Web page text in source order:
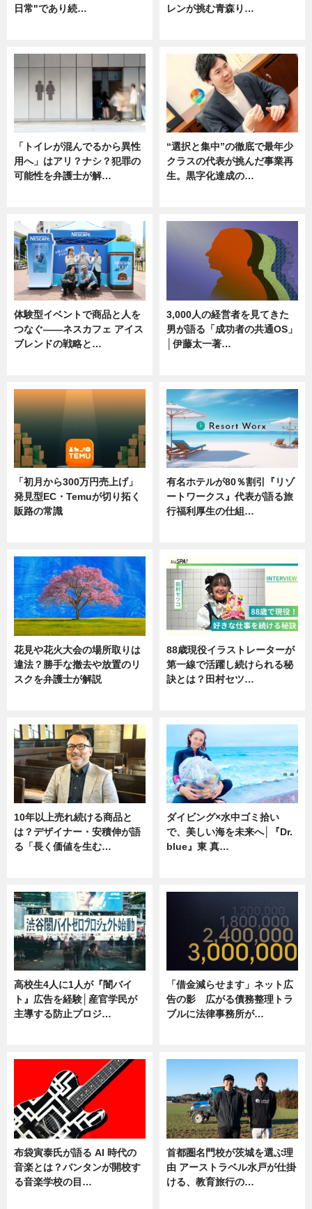
日常"であり続… レンが挑む青森り…
「トイレが混んでるから異性
用へ」はアリ？ナシ？犯罪の
可能性を弁護士が解…
“選択と集中”の徹底で最年少
クラスの代表が挑んだ事業再
生。黒字化達成の…
体験型イベントで商品と人を
つなぐ――ネスカフェ アイス
ブレンドの戦略と…
3,000人の経営者を見てきた
男が語る「成功者の共通OS」
│伊藤太一著…
「初月から300万円売上げ」
発見型EC・Temuが切り拓く
販路の常識
有名ホテルが80％割引『リゾ
ートワークス』代表が語る旅
行福利厚生の仕組…
花見や花火大会の場所取りは
違法？勝手な撤去や放置のリ
スクを弁護士が解説
88歳現役イラストレーターが
第一線で活躍し続けられる秘
訣とは？田村セツ…
10年以上売れ続ける商品と
は？デザイナー・安積伸が語
る「長く価値を生む…
ダイビング×水中ゴミ拾い
で、美しい海を未来へ│『Dr.
blue』東 真…
高校生4人に1人が『闇バイ
ト』広告を経験│産官学民が
主導する防止プロジ…
「借金減らせます」ネット広
告の影 広がる債務整理トラ
ブルに法律事務所が…
布袋寅泰氏が語る AI 時代の
音楽とは？バンタンが開校す
る音楽学校の目…
首都圏名門校が茨城を選ぶ理
由 アーストラベル水戸が仕掛
ける、教育旅行の…